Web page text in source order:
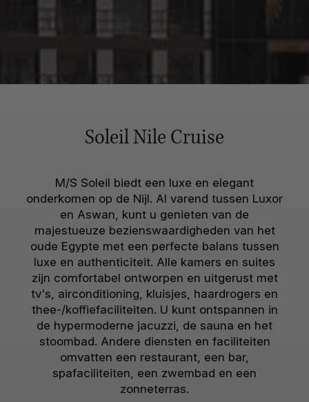
Soleil Nile Cruise
M/S Soleil biedt een luxe en elegant
onderkomen op de Nijl. Al varend tussen Luxor
en Aswan, kunt u genieten van de
majestueuze bezienswaardigheden van het
oude Egypte met een perfecte balans tussen
luxe en authenticiteit. Alle kamers en suites
zijn comfortabel ontworpen en uitgerust met
tv's, airconditioning, kluisjes, haardrogers en
thee-/koffiefaciliteiten. U kunt ontspannen in
de hypermoderne jacuzzi, de sauna en het
stoombad. Andere diensten en faciliteiten
omvatten een restaurant, een bar,
spafaciliteiten, een zwembad en een
zonneterras.